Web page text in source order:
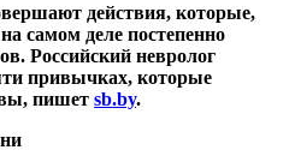
действия, которые,
самом деле постепенно
Российский невролог
привычках, которые
пишет sb.by.